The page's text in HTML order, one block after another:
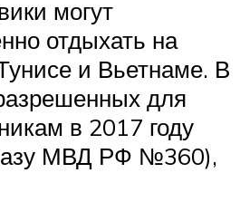
могут
отдыхать на
и Вьетнаме. В
для
в 2017 году
МВД РФ №360),